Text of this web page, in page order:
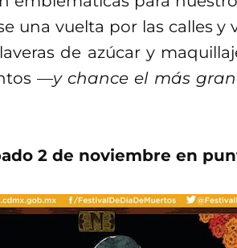
una vuelta por las calles y
de azúcar y
—y chance el más
2 de noviembre en